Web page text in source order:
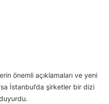
önemli açıklamaları ve yeni
İstanbul’da şirketler bir dizi